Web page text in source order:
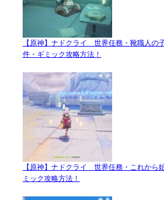
【原神】ナドクライ 世界任務・靴職人の
件・ギミック攻略方法！
【原神】ナドクライ 世界任務・これから
ミック攻略方法！